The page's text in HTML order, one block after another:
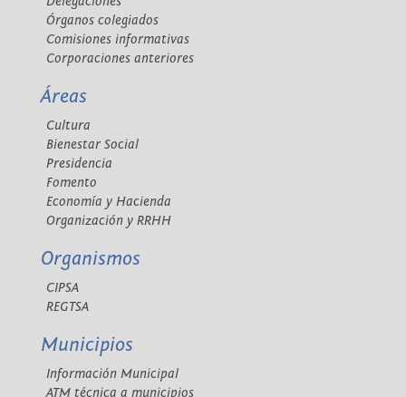
Órganos colegiados
Comisiones informativas
Corporaciones anteriores
Áreas
Cultura
Bienestar Social
Presidencia
Fomento
Economía y Hacienda
Organización y RRHH
Organismos
CIPSA
REGTSA
Municipios
Información Municipal
ATM técnica a municipios